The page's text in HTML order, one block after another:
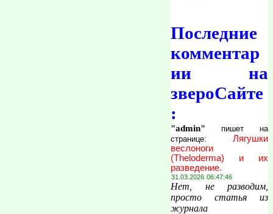
Последние
комментар
ии на
звероСайте
:
"admin" пишет на
странице: Лягушки
веслоноги
(Theloderma) и их
разведение.
31.03.2026 06:47:46
Нет, не разводим,
просто статья из
журнала